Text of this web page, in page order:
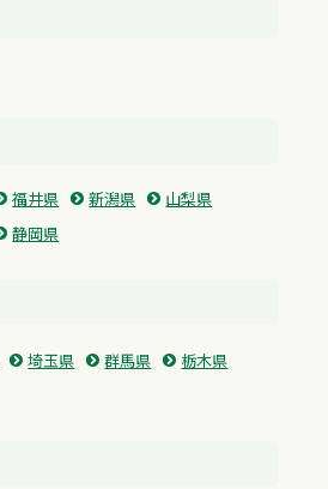
福井県 新潟県
山梨県
静岡県
埼玉県 群馬県
栃木県